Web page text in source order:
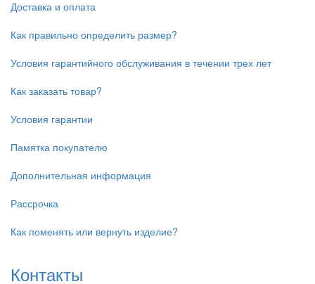
Доставка и оплата
Как правильно определить размер?
Условия гарантийного обслуживания в течении трех лет
Как заказать товар?
Условия гарантии
Памятка покупателю
Дополнительная информация
Рассрочка
Как поменять или вернуть изделие?
Контакты